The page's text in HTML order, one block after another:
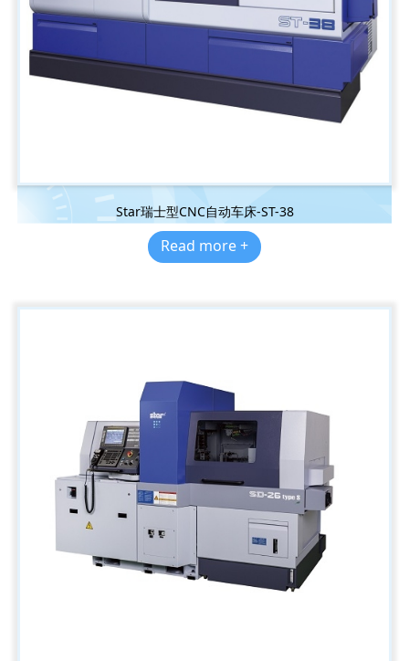
Star瑞士型CNC自动车床-ST-38
Read more +